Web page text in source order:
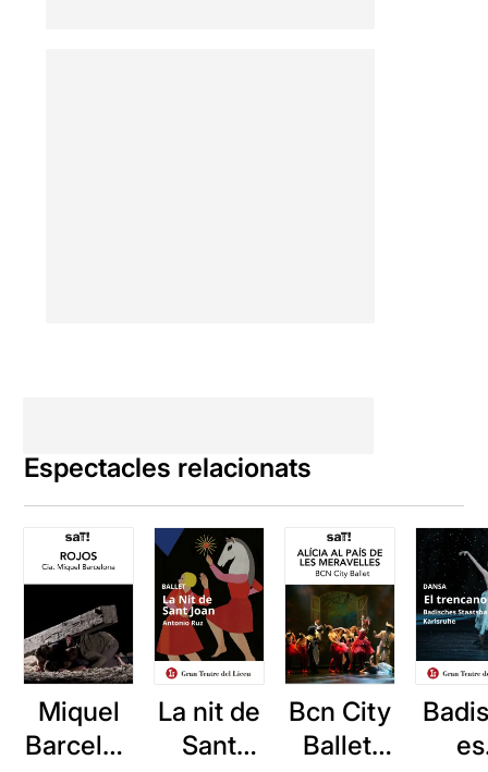
Espectacles relacionats
Miquel
Barcelon
La nit de
Sant
Bcn City
Ballet:
es